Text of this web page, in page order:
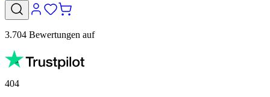
3.704 Bewertungen auf
404